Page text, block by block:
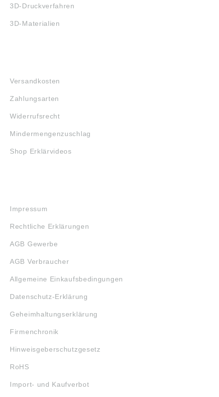
3D-Druckverfahren
3D-Materialien
Versandkosten
Zahlungsarten
Widerrufsrecht
Mindermengenzuschlag
Shop Erklärvideos
Impressum
Rechtliche Erklärungen
AGB Gewerbe
AGB Verbraucher
Allgemeine Einkaufsbedingungen
Datenschutz-Erklärung
Geheimhaltungserklärung
Firmenchronik
Hinweisgeberschutzgesetz
RoHS
Import- und Kaufverbot